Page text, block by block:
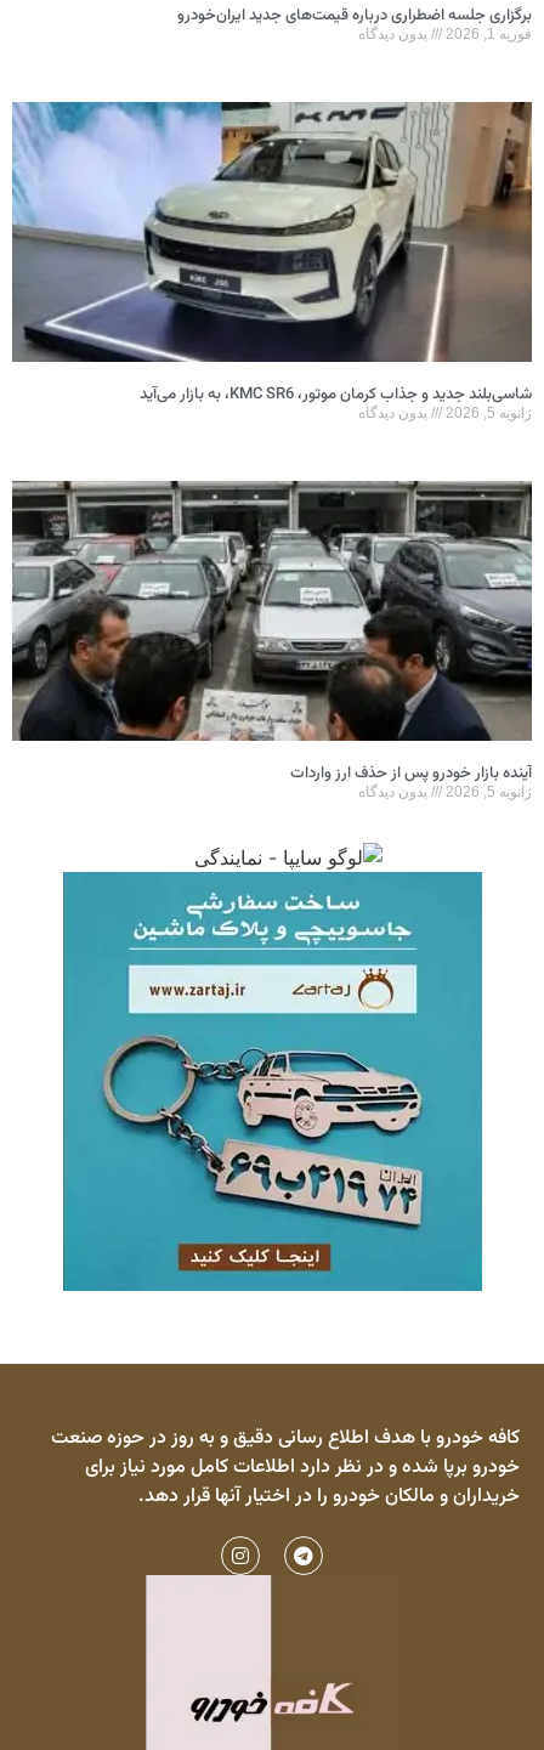
برگزاری جلسه اضطراری درباره قیمت‌های جدید ایران‌خودرو
فوریه 1, 2026 بدون دیدگاه
شاسی‌بلند جدید و جذاب کرمان موتور، KMC SR6، به بازار می‌آید
ژانویه 5, 2026 بدون دیدگاه
آینده بازار خودرو پس از حذف ارز واردات
ژانویه 5, 2026 بدون دیدگاه
کافه خودرو با هدف اطلاع رسانی دقیق و به روز در حوزه صنعت
خودرو برپا شده و در نظر دارد اطلاعات کامل مورد نیاز برای
خریداران و مالکان خودرو را در اختیار آنها قرار دهد.